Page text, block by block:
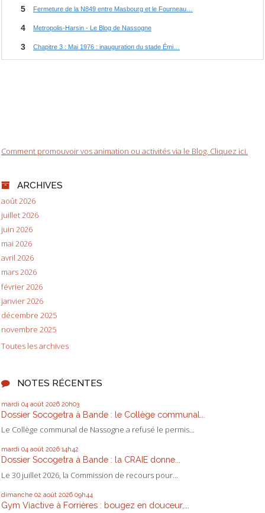
Comment promouvoir vos animation ou activités via le Blog. Cliquez ici.
ARCHIVES
août 2026
juillet 2026
juin 2026
mai 2026
avril 2026
mars 2026
février 2026
janvier 2026
décembre 2025
novembre 2025
Toutes les archives
NOTES RÉCENTES
mardi 04 août 2026 20h03
Dossier Socogetra à Bande : le Collège communal...
Le Collège communal de Nassogne a refusé le permis...
mardi 04 août 2026 14h42
Dossier Socogetra à Bande : la CRAIE donne...
Le 30 juillet 2026, la Commission de recours pour...
dimanche 02 août 2026 09h44
Gym Viactive à Forrières : bougez en douceur,...